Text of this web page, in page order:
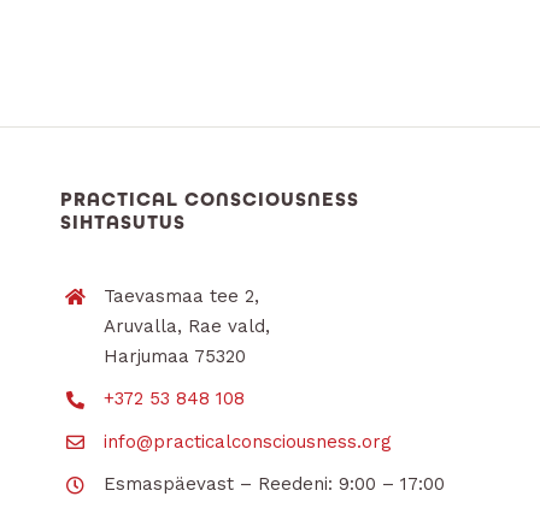
PRACTICAL CONSCIOUSNESS
SIHTASUTUS
Taevasmaa tee 2,
Aruvalla, Rae vald,
Harjumaa 75320
+372 53 848 108
info@practicalconsciousness.org
Esmaspäevast – Reedeni: 9:00 – 17:00